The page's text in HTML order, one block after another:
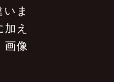
ま
え
画像